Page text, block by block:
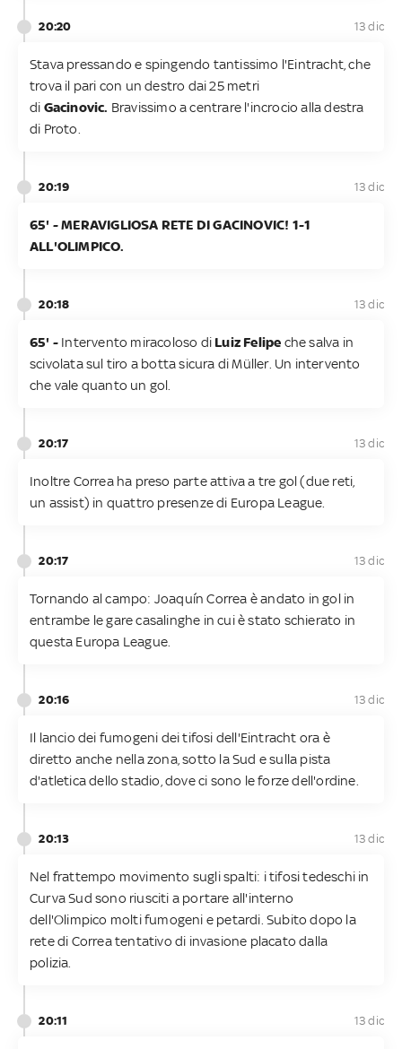
20:20 13 dic
Stava pressando e spingendo tantissimo l'Eintracht, che
trova il pari con un destro dai 25 metri
di Gacinovic. Bravissimo a centrare l'incrocio alla destra
di Proto.
20:19 13 dic
65' - MERAVIGLIOSA RETE DI GACINOVIC! 1-1
ALL'OLIMPICO.
20:18 13 dic
65' - Intervento miracoloso di Luiz Felipe che salva in
scivolata sul tiro a botta sicura di Müller. Un intervento
che vale quanto un gol.
20:17 13 dic
Inoltre Correa ha preso parte attiva a tre gol (due reti,
un assist) in quattro presenze di Europa League.
20:17 13 dic
Tornando al campo: Joaquín Correa è andato in gol in
entrambe le gare casalinghe in cui è stato schierato in
questa Europa League.
20:16 13 dic
Il lancio dei fumogeni dei tifosi dell'Eintracht ora è
diretto anche nella zona, sotto la Sud e sulla pista
d'atletica dello stadio, dove ci sono le forze dell'ordine.
20:13 13 dic
Nel frattempo movimento sugli spalti: i tifosi tedeschi in
Curva Sud sono riusciti a portare all'interno
dell'Olimpico molti fumogeni e petardi. Subito dopo la
rete di Correa tentativo di invasione placato dalla
polizia.
20:11 13 dic